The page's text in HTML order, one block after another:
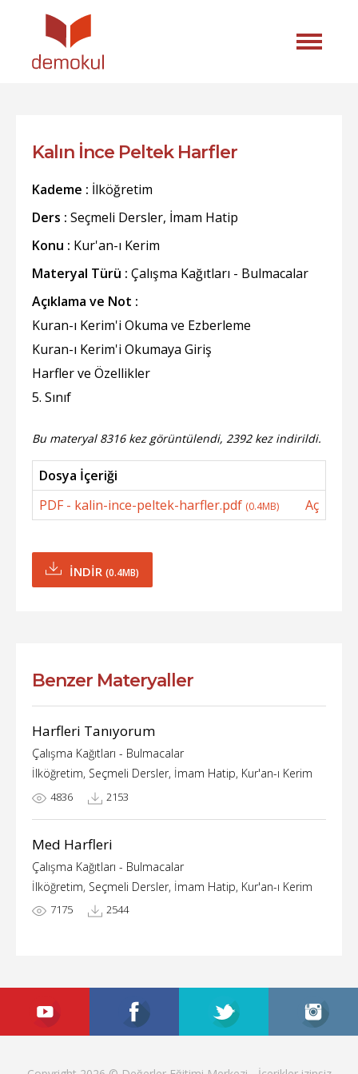
Kalın İnce Peltek Harfler
Kademe : İlköğretim
Ders : Seçmeli Dersler, İmam Hatip
Konu : Kur'an-ı Kerim
Materyal Türü : Çalışma Kağıtları - Bulmacalar
Açıklama ve Not :
Kuran-ı Kerim'i Okuma ve Ezberleme
Kuran-ı Kerim'i Okumaya Giriş
Harfler ve Özellikler
5. Sınıf
Bu materyal 8316 kez görüntülendi, 2392 kez indirildi.
Dosya İçeriği
PDF - kalin-ince-peltek-harfler.pdf (0.4MB) Aç
İNDİR (0.4MB)
Benzer Materyaller
Harfleri Tanıyorum
Çalışma Kağıtları - Bulmacalar
İlköğretim, Seçmeli Dersler, İmam Hatip, Kur'an-ı Kerim
4836 2153
Med Harfleri
Çalışma Kağıtları - Bulmacalar
İlköğretim, Seçmeli Dersler, İmam Hatip, Kur'an-ı Kerim
7175 2544